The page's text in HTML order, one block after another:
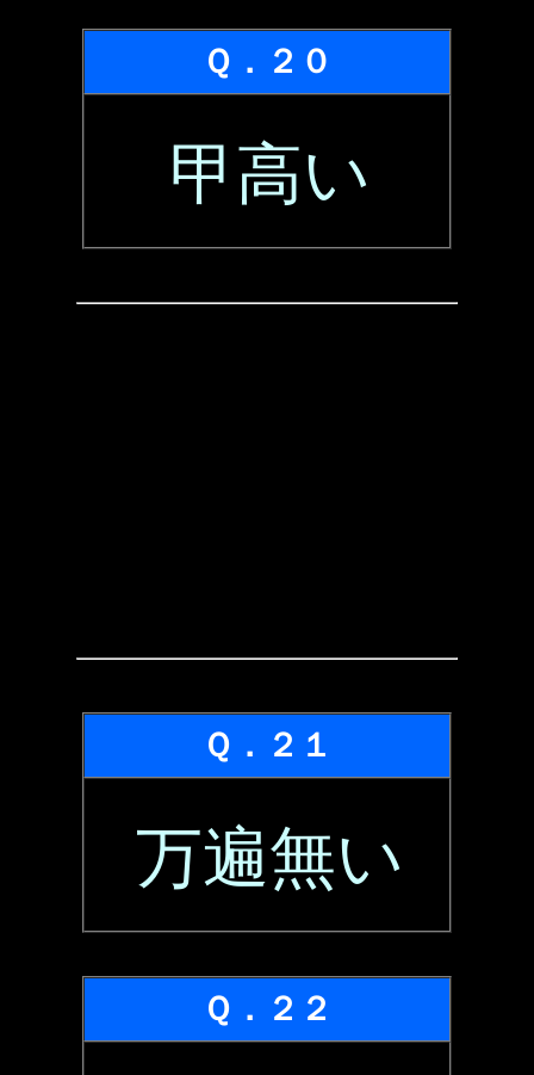
Ｑ．２０
甲高い
Ｑ．２１
万遍無い
Ｑ．２２